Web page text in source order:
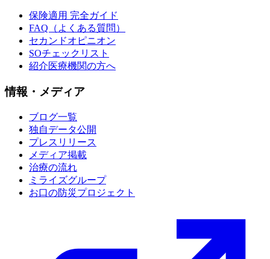
保険適用 完全ガイド
FAQ（よくある質問）
セカンドオピニオン
SOチェックリスト
紹介医療機関の方へ
情報・メディア
ブログ一覧
独自データ公開
プレスリリース
メディア掲載
治療の流れ
ミライズグループ
お口の防災プロジェクト